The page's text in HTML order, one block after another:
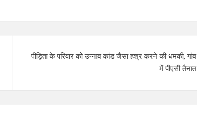
पीड़िता के परिवार को उन्नाव कांड जैसा हश्र करने की धमकी, गांव
में पीएसी तैनात